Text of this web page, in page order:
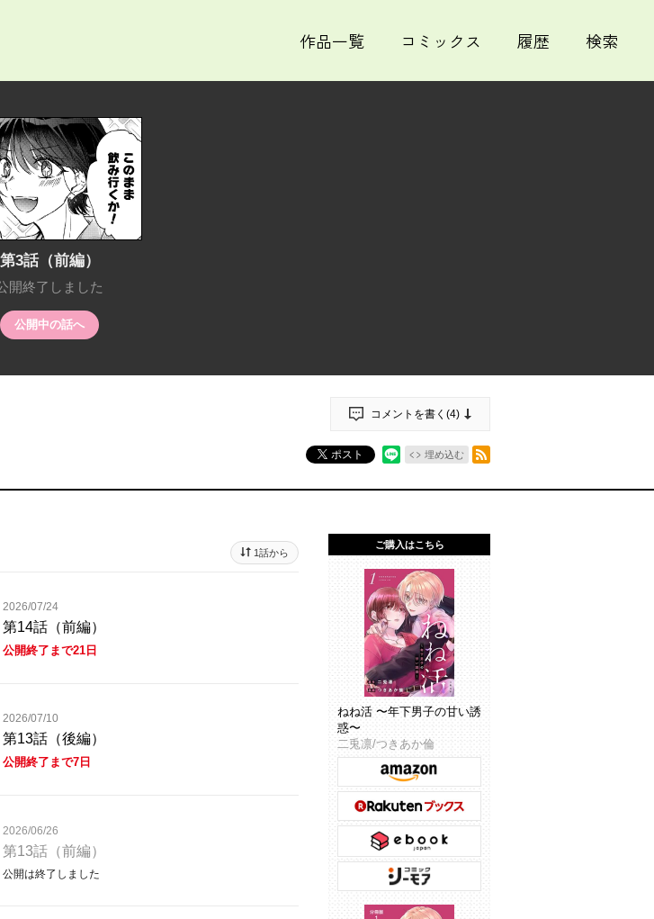
作品一覧 コミックス 履歴 検索
第3話（前編）
開終了しました
公開中の話へ
コメントを書く(4)
ポスト 埋め込む
1話から
2026/07/24
第14話（前編）
公開終了まで21日
2026/07/10
第13話（後編）
公開終了まで7日
2026/06/26
第13話（前編）
公開は終了しました
ご購入はこちら
ねね活 〜年下男子の甘い誘
惑〜
二兎凛/つきあか倫